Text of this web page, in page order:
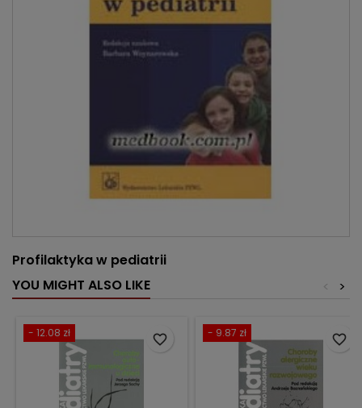
Profilaktyka w pediatrii
YOU MIGHT ALSO LIKE
>
<
- 12.08 zł favorite_border - 9.87 zł favorite_border